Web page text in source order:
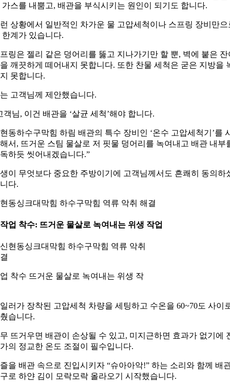
가스를 내뿜고, 배관을 부식시키는 원인이 되기도 합니다.
상황에서 일반적인 차가운 물 고압세척이나 스프링 장비만으
한계가 있습니다.
링은 젤리 같은 덩어리를 뚫고 지나가기만 할 뿐, 벽에 붙은 잔
깨끗하게 떼어내지 못합니다. 또한 찬물 세척은 굳은 지방을
못합니다.
고객님께 제안했습니다.
객님, 이건 배관을 ‘살균 세척’해야 합니다.
동하수구막힘 하림 배관의 특수 장비인 ‘온수 고압세척기’를
서, 뜨거운 스팀 물살로 저 핏물 덩어리를 녹여내고 배관 내부
하듯 씻어내겠습니다.”
이 무엇보다 중요한 주방이기에 고객님께서도 흔쾌히 동의하
다.
동싱크대막힘 하수구막힘 역류 악취 해결
업 착수: 뜨거운 물살로 녹여내는 위생 작업
착수 뜨거운 물살로 녹여내는 위생 작
러가 장착된 고압세척 차량을 세팅하고 수온을 60~70도 사이
습니다.
뜨거우면 배관이 손상될 수 있고, 미지근하면 효과가 없기에
의 정교한 온도 조절이 필수입니다.
을 배관 속으로 진입시키자 “슈아아악!” 하는 소리와 함께 배
로 하얀 김이 모락모락 올라오기 시작했습니다.